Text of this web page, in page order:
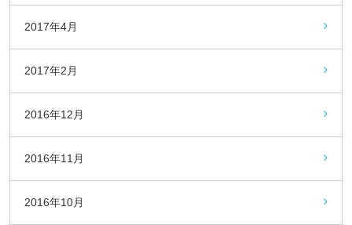
2017年4月
2017年2月
2016年12月
2016年11月
2016年10月